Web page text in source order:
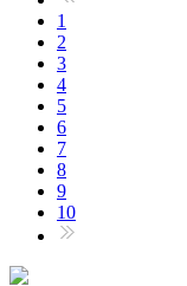
1
2
3
4
5
6
7
8
9
10